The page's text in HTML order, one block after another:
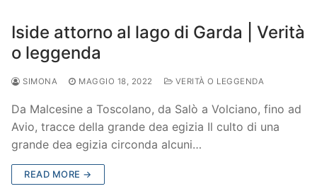
Iside attorno al lago di Garda | Verità
o leggenda
SIMONA MAGGIO 18, 2022 VERITÀ O LEGGENDA
Da Malcesine a Toscolano, da Salò a Volciano, fino ad
Avio, tracce della grande dea egizia Il culto di una
grande dea egizia circonda alcuni…
READ MORE →